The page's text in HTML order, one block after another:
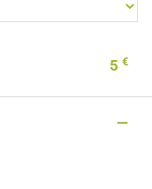
5 €
—